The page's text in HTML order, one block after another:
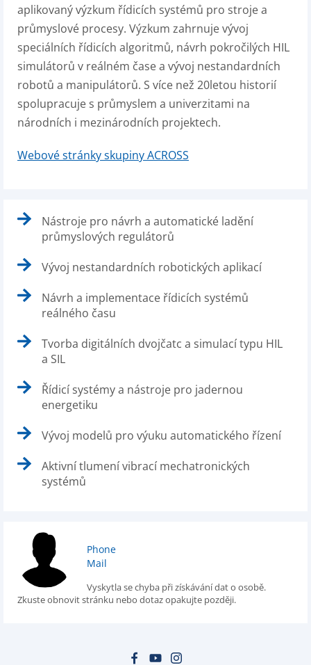
aplikovaný výzkum řídicích systémů pro stroje a
průmyslové procesy. Výzkum zahrnuje vývoj
speciálních řídicích algoritmů, návrh pokročilých HIL
simulátorů v reálném čase a vývoj nestandardních
robotů a manipulátorů. S více než 20letou historií
spolupracuje s průmyslem a univerzitami na
národních i mezinárodních projektech.
Webové stránky skupiny ACROSS
Nástroje pro návrh a automatické ladění
průmyslových regulátorů
Vývoj nestandardních robotických aplikací
Návrh a implementace řídicích systémů
reálného času
Tvorba digitálních dvojčatc a simulací typu HIL
a SIL
Řídicí systémy a nástroje pro jadernou
energetiku
Vývoj modelů pro výuku automatického řízení
Aktivní tlumení vibrací mechatronických
systémů
Phone
Mail
Vyskytla se chyba při získávání dat o osobě.
Zkuste obnovit stránku nebo dotaz opakujte později.